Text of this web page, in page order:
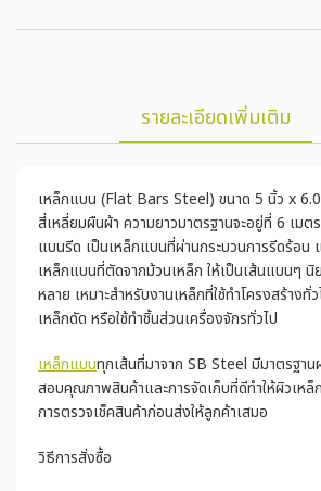
รายละเอียดเพิ่มเติม
เหล็กแบน (Flat Bars Steel) ขนาด 5 นิ้ว x
สี่เหลี่ยมผืนผ้า ความยาวมาตรฐานจะอยู่ที่ 6 เม
แบนรีด เป็นเหล็กแบนที่ผ่านกระบวนการรีดร้อน
เหล็กแบนที่ตัดจากม้วนเหล็ก ให้เป็นเส้นแบนๆ นิ
หลาย เหมาะสำหรับงานเหล็กที่ใช้ทำโครงสร้างทั่
เหล็กดัด หรือใช้ทำชิ้นส่วนเครื่องจักรทั่วไป
เหล็กแบนทุกเส้นที่มาจาก SB Steel มีมาตรฐา
สอบคุณภาพสินค้าและการจัดเก็บที่ดีทำให้ผิวเห
การตรวจเช็คสินค้าก่อนส่งให้ลูกค้าเสมอ
วิธีการสั่งซื้อ